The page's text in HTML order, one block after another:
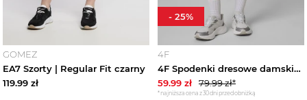
GOMEZ
EA7 Szorty | Regular Fit czarny
119.99 zł
4F
4F Spodenki dresowe damskie - turkusowe S Turkusowy
59.99 zł 79.99zł*
*najniższa cena z 30 dni przed obniżką
- 25%